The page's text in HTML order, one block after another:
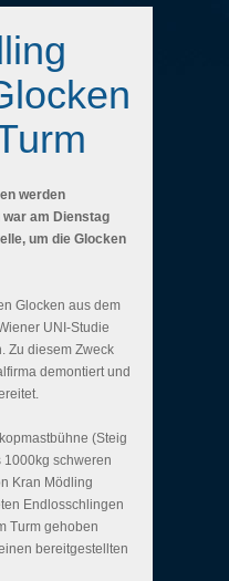
werden
am Dienstag
um die Glocken
Glocken aus dem
UNI-Studie
Zu diesem Zweck
demontiert und
(Steig
schweren
Kran Mödling
Endlosschlingen
Turm gehoben
bereitgestellten